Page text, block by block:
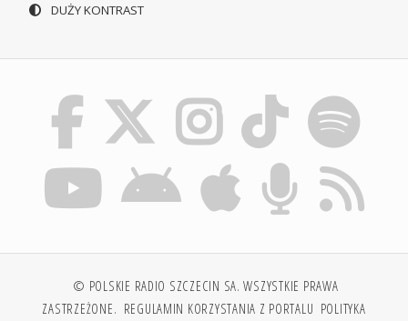
DUŻY KONTRAST
© POLSKIE RADIO SZCZECIN SA. WSZYSTKIE PRAWA
ZASTRZEŻONE. REGULAMIN KORZYSTANIA Z PORTALU POLITYKA